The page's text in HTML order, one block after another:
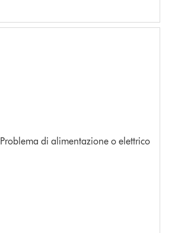
Problema di alimentazione o elettrico